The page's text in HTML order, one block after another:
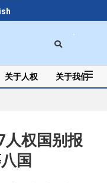
关于人权 关于我们
人权国别报
国